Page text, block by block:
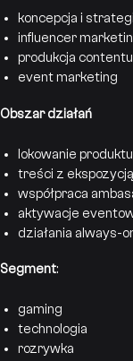
koncepcja i
influencer
produkcja contentu
event marketing
Obszar działań
lokowanie produktu
treści z
współpraca
aktywacje
działania always-
Segment:
gaming
technologia
rozrywka